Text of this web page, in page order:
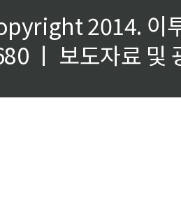
2014. 이
ㅣ 보도자료